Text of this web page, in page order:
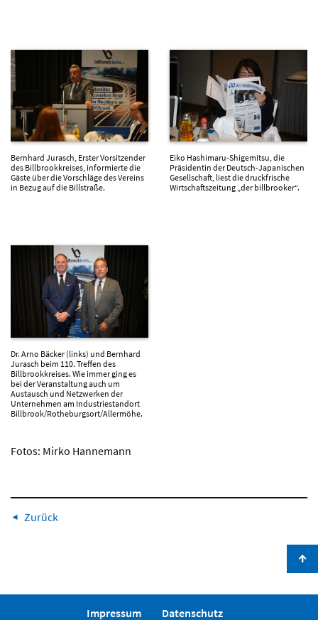
Bernhard Jurasch, Erster Vorsitzender
des Billbrookkreises, informierte die
Gäste über die Vorschläge des Vereins
in Bezug auf die Billstraße.
Eiko Hashimaru-Shigemitsu, die
Präsidentin der Deutsch-Japanischen
Gesellschaft, liest die druckfrische
Wirtschaftszeitung „der billbrooker“.
Dr. Arno Bäcker (links) und Bernhard
Jurasch beim 110. Treffen des
Billbrookkreises. Wie immer ging es
bei der Veranstaltung auch um
Austausch und Netzwerken der
Unternehmen am Industriestandort
Billbrook/Rotheburgsort/Allermöhe.
Fotos: Mirko Hannemann
Zurück
↑
Impressum Datenschutz